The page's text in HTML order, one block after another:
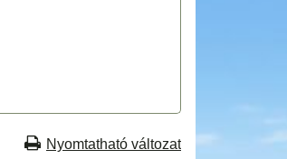
Nyomtatható változat